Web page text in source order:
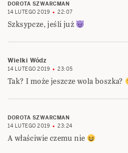
DOROTA SZWARCMAN
14 LUTEGO 2019
22:07
Szksypcze, jeśli już
Wielki Wódz
14 LUTEGO 2019 23:05
Tak? I może jeszcze wola boszka?
DOROTA SZWARCMAN
14 LUTEGO 2019
23:24
A właściwie czemu nie